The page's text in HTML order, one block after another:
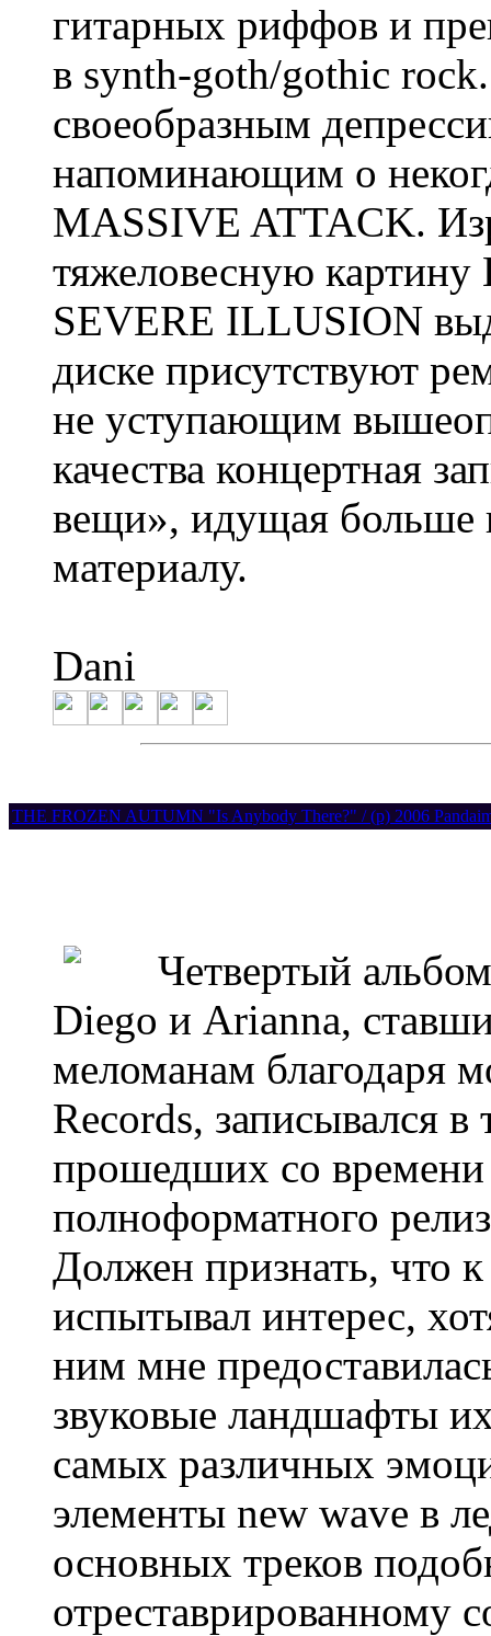
гитарных риффов и
в synth-goth/gothic
своеобразным
напоминающим о
MASSIVE ATTACK.
тяжеловесную
SEVERE ILLUSION
диске присутствуют
не уступающим
качества концертная
вещи», идущая больше
материалу.
Dani
THE FROZEN AUTUMN "Is Anybody There?" / (p) 2006
Четвертый альбом
Diego и Arianna,
меломанам благодаря
Records, записывался в
прошедших со времени
полноформатного
Должен признать, что к
испытывал интерес,
ним мне
звуковые ландшафты
самых различных
элементы new wave в
основных треков
отреставрированному